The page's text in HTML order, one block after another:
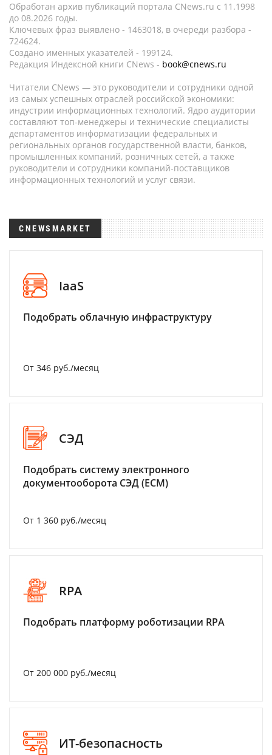
Обработан архив публикаций портала CNews.ru c 11.1998
до 08.2026 годы.
Ключевых фраз выявлено - 1463018, в очереди разбора -
724624.
Создано именных указателей - 199124.
Редакция Индексной книги CNews - book@cnews.ru
Читатели CNews — это руководители и сотрудники одной
из самых успешных отраслей российской экономики:
индустрии информационных технологий. Ядро аудитории
составляют топ-менеджеры и технические специалисты
департаментов информатизации федеральных и
региональных органов государственной власти, банков,
промышленных компаний, розничных сетей, а также
руководители и сотрудники компаний-поставщиков
информационных технологий и услуг связи.
CNEWSMARKET
IaaS
Подобрать облачную инфраструктуру
От 346 руб./месяц
СЭД
Подобрать систему электронного
документооборота СЭД (ECM)
От 1 360 руб./месяц
RPA
Подобрать платформу роботизации RPA
От 200 000 руб./месяц
ИТ-безопасность